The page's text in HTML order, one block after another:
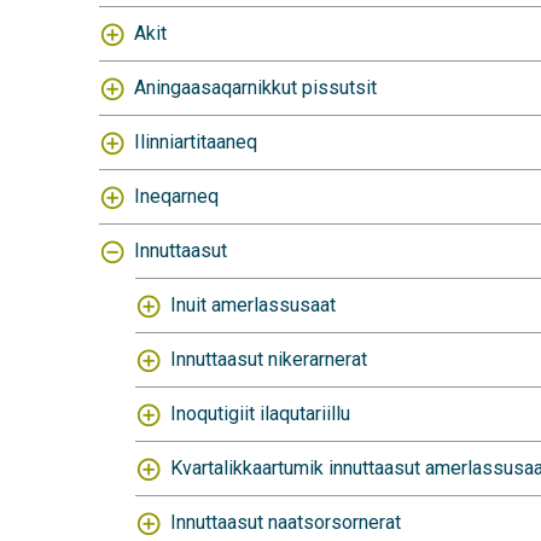
Akit
Aningaasaqarnikkut pissutsit
Ilinniartitaaneq
Ineqarneq
Innuttaasut
Inuit amerlassusaat
Innuttaasut nikerarnerat
Inoqutigiit ilaqutariillu
Kvartalikkaartumik innuttaasut
Innuttaasut naatsorsornerat